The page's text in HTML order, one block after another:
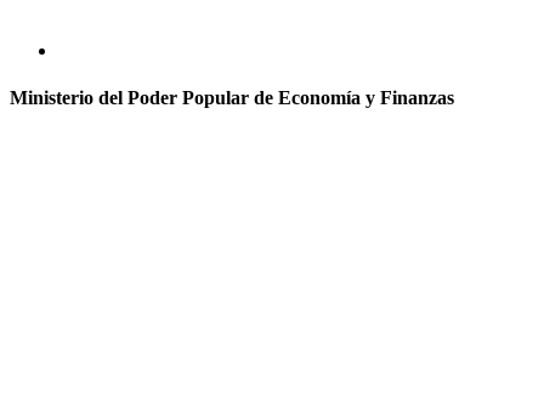
Ministerio del Poder Popular de Economía y Finanzas